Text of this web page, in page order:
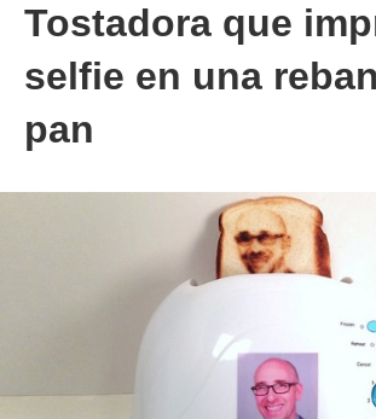
Tostadora que
selfie en una
pan